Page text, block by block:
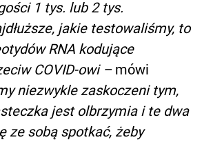
1 tys. lub 2 tys.
jakie testowaliśmy, to
RNA kodujące
COVID-owi –mówi
niezwykle zaskoczeni tym,
jest olbrzymia i te dwa
ze sobą spotkać, żeby